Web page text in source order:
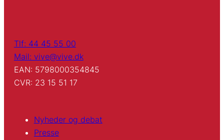
Tlf: 44 45 55 00
Mail: vive@vive.dk
EAN: 5798000354845
CVR: 23 15 51 17
Nyheder og debat
Presse